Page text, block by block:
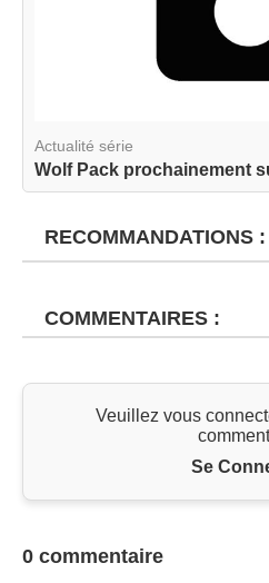
Actualité série
Wolf Pack prochainement
RECOMMANDATIONS :
COMMENTAIRES :
Veuillez vous
Se
0 commentaire